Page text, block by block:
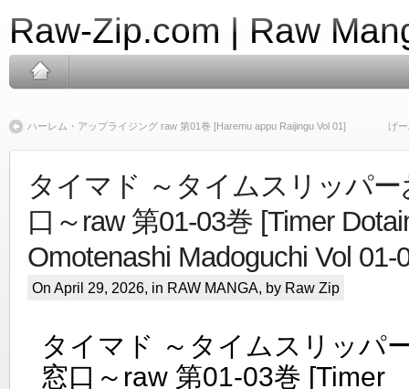
Raw-Zip.com | Raw
ハーレム・アップライジング raw 第01巻 [Haremu appu Raijingu Vol 01] げ
タイマド ～タイムスリッパ
口～raw 第01-03巻 [Timer
Omotenashi Madoguchi Vol 01-
On April 29, 2026, in RAW MANGA, by Raw Zip
タイマド ～タイムスリッパ
窓口～raw 第01-03巻 [Timer